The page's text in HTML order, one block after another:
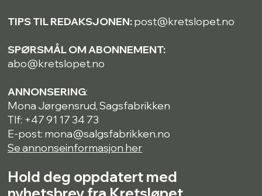
TIPS TIL REDAKSJONEN:post@kretslopet.no
SPØRSMÅL OM ABONNEMENT:
abo@kretslopet.no
ANNONSERING:
Mona Jørgensrud, Sagsfabrikken
Tlf: +47 91 17 34 73
E-post: mona@salgsfabrikken.no
Se annonseinformasjon her
Hold deg oppdatert med